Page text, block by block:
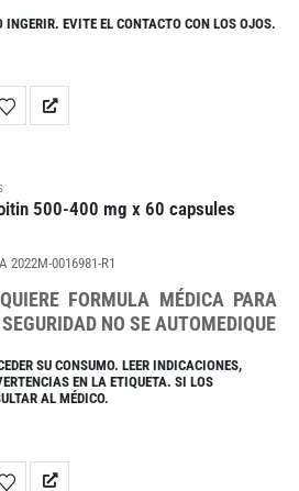
INGERIR. EVITE EL CONTACTO CON LOS OJOS.
500-400 mg x 60 capsules
2022M-0016981-R1
FORMULA MÉDICA PARA
NO SE AUTOMEDIQUE
SU CONSUMO. LEER INDICACIONES,
EN LA ETIQUETA. SI LOS
AL MÉDICO.